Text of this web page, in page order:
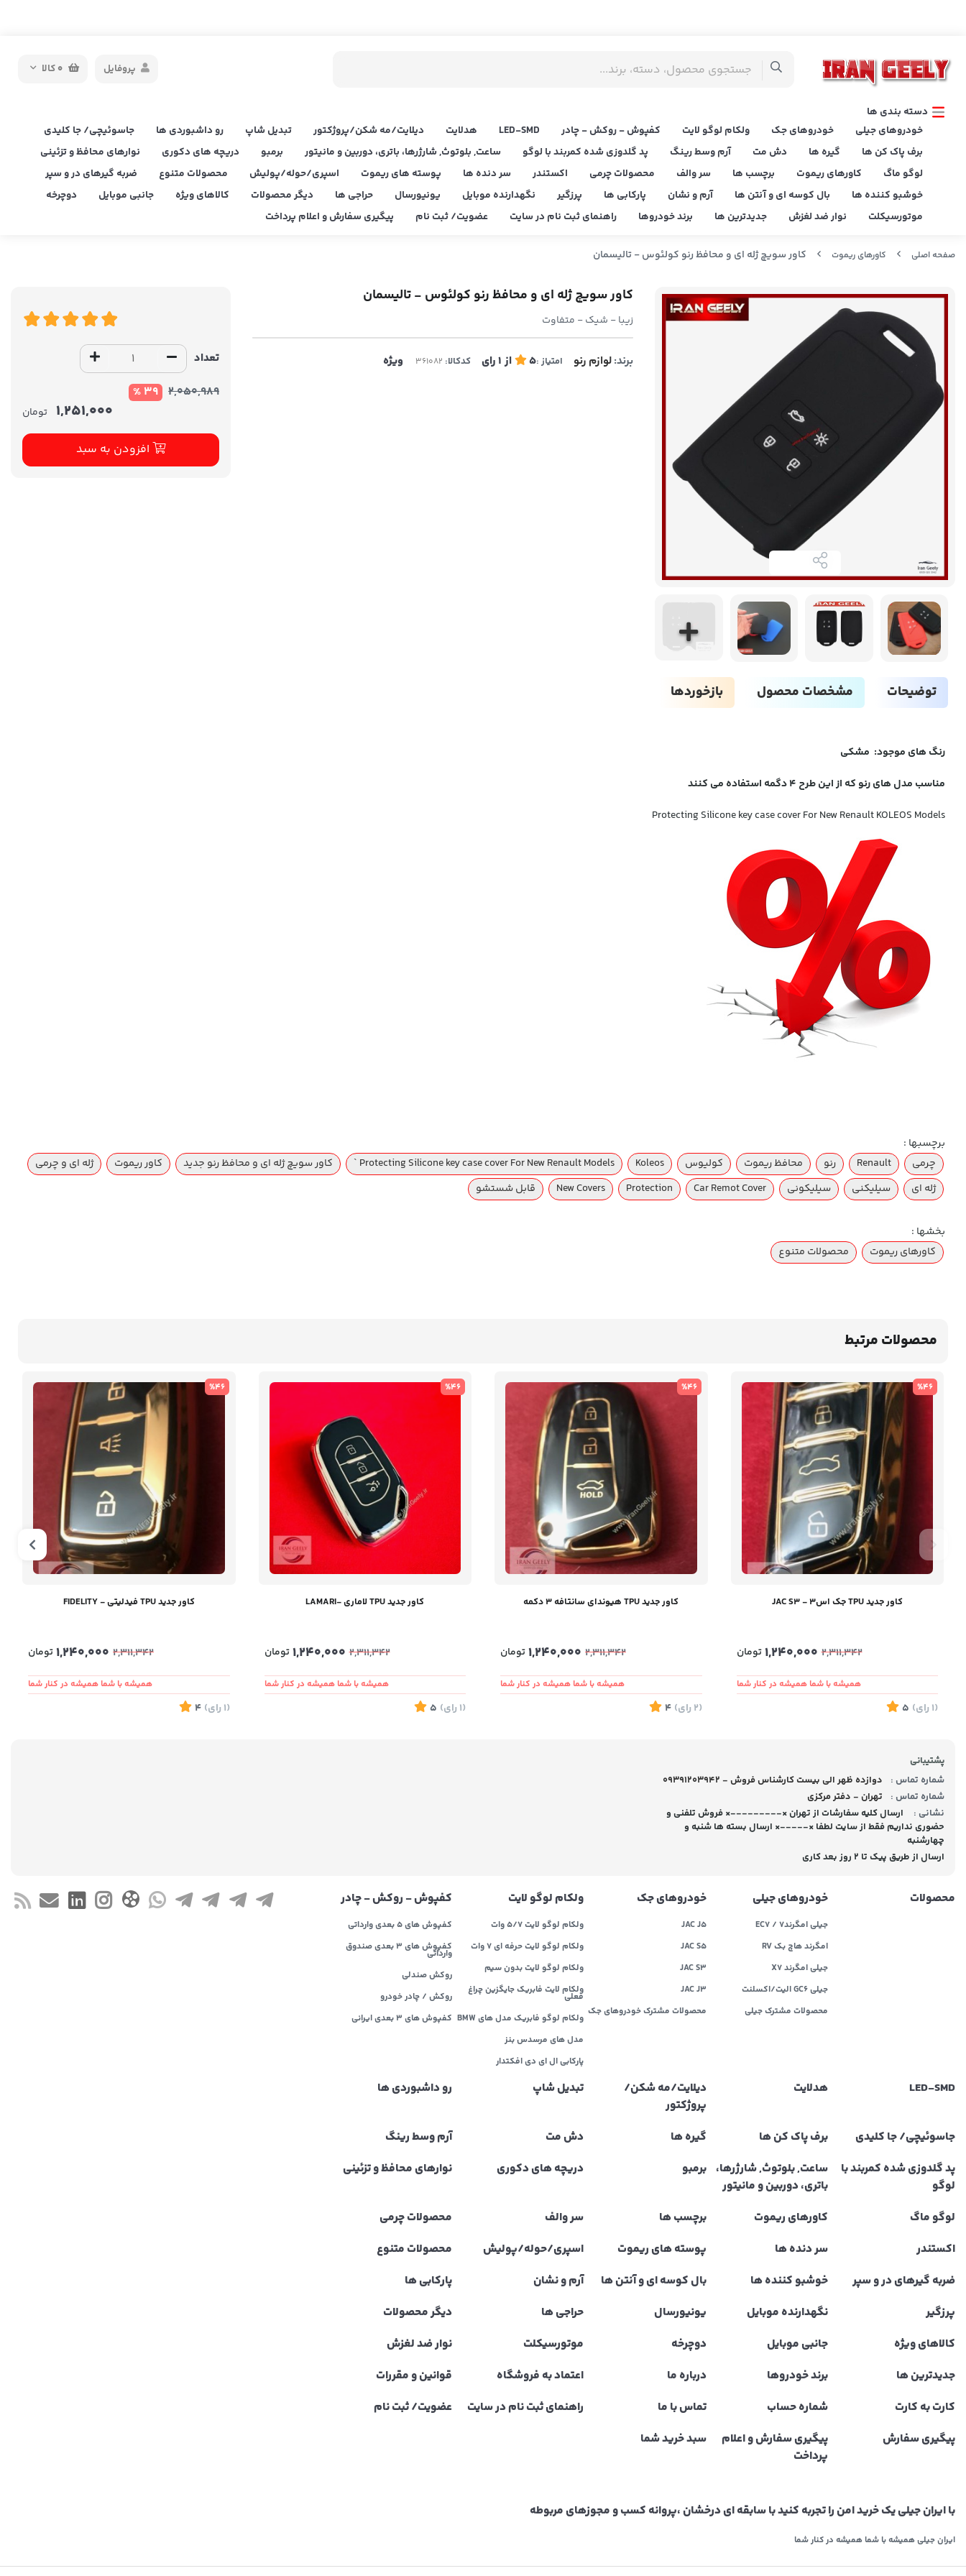
0کالا پروفایل
دسته بندی ها
خودروهای جیلی
خودروهای جک ولکام لوگو لایت کفپوش - روکش - چادر LED‌-SMD هدلایت دیلایت/مه شکن/پروژکتور تبدیل شاپ رو داشبوردی ها
جاسوئیچی/ جا کلیدی
برف پاک کن ها
گیره ها دش مت آرم وسط رینگ پد گلدوزی شده کمربند با لوگو ساعت, بلوتوث, شارژرها، باتری، دوربین و مانیتور برمبو دریچه های دکوری
نوارهای محافظ و تزئینی
لوگو ماگ
کاورهای ریموت برچسب ها سر والف محصولات چرمی اکستندر سر دنده ها پوسته های ریموت اسپری/حوله/پولیش محصولات متنوع
ضربه گیرهای در و سپر
خوشبو کننده ها
بال کوسه ای و آنتن ها آرم و نشان پارکابی ها پرزگیر نگهدارنده موبایل یونیورسال حراجی ها دیگر محصولات کالاهای ویژه جانبی موبایل
دوچرخه
موتورسیکلت
نوار ضد لغزش جدیدترین ها برند خودروها راهنمای ثبت نام در سایت عضویت/ ثبت نام پیگیری سفارش و اعلام پرداخت
صفحه اصلی کاورهای ریموت کاور سویچ ژله ای و محافظ رنو کولئوس - تالیسمان
کاور سویچ ژله ای و محافظ رنو کولئوس - تالیسمان
زیبا - شیک - متفاوت
برند:لوازم رنو امتیاز :5 از 1رای کدکالا: ویژه تعداد
2,050,989
39 %
1,251,000 تومان
افزودن به سبد
توضیحات مشخصات محصول بازخوردها
رنگ های موجود: مشکی
مناسب مدل های رنو که از این طرح ۴ دگمه استفاده می کنند
Protecting Silicone key case cover For New Renault KOLEOS Models
برچسبها :
چرمی
Renault رنو محافظ ریموت کولیوس Koleos
Protecting Silicone key case cover For New Renault Models ` کاور سویچ ژله ای و محافظ رنو جدید کاور ریموت
ژله ای و چرمی
ژله ای
سیلیکنی سیلیکونی Car Remot Cover
Protection
New Covers قابل شستشو
بخشها :
کاورهای ریموت
محصولات متنوع
محصولات مرتبط
%46
کاور جدید TPU جک اس۳ - JAC S3
2,311,342
1,240,000 تومان
همیشه با شما همیشه در کنار شما
(1 رای)
5
%46
کاور جدید TPU هیوندای سانتافه ۳ دکمه
2,311,342
1,240,000تومان
همیشه با شما همیشه در کنار شما
(2 رای)
4
%46
کاور جدید TPU لاماری -LAMARI
2,311,342
1,240,000 تومان
همیشه با شما همیشه در کنار شما
(1 رای)
5
%46
کاور جدید TPU فیدلیتی - FIDELITY
2,311,342
1,240,000تومان
همیشه با شما همیشه در کنار شما
(1 رای)
4
پشتیبانی
شماره تماس :
09391203942 - دوازده ظهر الی بیست کارشناس فروش
شماره تماس :
تهران - دفتر مرکزی
نشانی :
ارسال کلیه سفارشات از تهران ×---------× فروش تلفنی و
حضوری نداریم فقط از سایت لطفا ×-----× ارسال بسته ها شنبه و
چهارشنبه
ارسال از طریق پیک تا ۲ روز بعد کاری
محصولات خودروهای جیلی
جیلی امگرند۷ / EC7
امگرند هاچ بک RV
جیلی امگرند X7
جیلی GC6 الیت/اکسلنت
محصولات مشترک جیلی
خودروهای جک
JAC J5
JAC S5
JAC S3
JAC J3
محصولات مشترک خودروهای جک
ولکام لوگو لایت
ولکام لوگو لایت 5/7 وات
ولکام لوگو لایت حرفه ای 7 وات
ولکام لوگو لایت بدون سیم
ولکام لایت فابریک جایگزین چراغ
فعلی
ولکام لوگو فابریک مدل های BMW
مدل های مرسدس بنز
پارکابی ال ای دی افکتدار
کفپوش - روکش - چادر
کفپوش های 5 بعدی وارداتی
کفپوش های 3 بعدی صندوق
وارداتی
روکش صندلی
روکش / چادر خودرو
کفپوش های ۳ بعدی ایرانی
LED‌-SMD هدلایت
دیلایت/مه شکن/
پروژکتور
تبدیل شاپ رو داشبوردی ها
جاسوئیچی/ جا کلیدی برف پاک کن ها گیره ها دش مت
آرم وسط رینگ
پد گلدوزی شده کمربند با
لوگو
ساعت, بلوتوث, شارژرها،
باتری، دوربین و مانیتور
برمبو دریچه های دکوری نوارهای محافظ و تزئینی
لوگو ماگ کاورهای ریموت برچسب ها سر والف
محصولات چرمی
اکستندر
سر دنده ها پوسته های ریموت اسپری/حوله/پولیش
محصولات متنوع
ضربه گیرهای در و سپر
خوشبو کننده ها بال کوسه ای و آنتن ها آرم و نشان
پارکابی ها
پرزگیر
نگهدارنده موبایل یونیورسال حراجی ها
دیگر محصولات
کالاهای ویژه
جانبی موبایل دوچرخه موتورسیکلت
نوار ضد لغزش
جدیدترین ها
برند خودروها درباره ما اعتماد به فروشگاه
قوانین و مقررات
کارت به کارت
شماره حساب تماس با ما راهنمای ثبت نام در سایت
عضویت/ ثبت نام
پیگیری سفارش
پیگیری سفارش و اعلام
پرداخت
سبد خرید شما
با ایران جیلی یک خرید امن را تجربه کنید با سابقه ای درخشان ،پروانه کسب و مجوزهای مربوطه
ایران جیلی همیشه با شما همیشه در کنار شما